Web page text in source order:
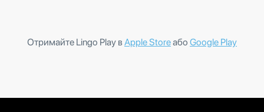
Отримайте Lingo Play в Apple Storeабо Google Play